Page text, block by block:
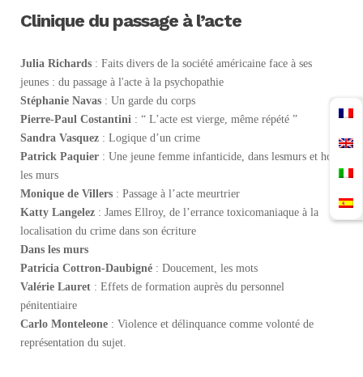
Clinique du passage à l’acte
Julia Richards : Faits divers de la société américaine face à ses
jeunes : du passage à l'acte à la psychopathie
Stéphanie Navas : Un garde du corps
Pierre-Paul Costantini : “ L’acte est vierge, même répété ”
Sandra Vasquez : Logique d’un crime
Patrick Paquier : Une jeune femme infanticide, dans lesmurs et hors
les murs
Monique de Villers : Passage à l’acte meurtrier
Katty Langelez : James Ellroy, de l’errance toxicomaniaque à la
localisation du crime dans son écriture
Dans les murs
Patricia Cottron-Daubigné : Doucement, les mots
Valérie Lauret : Effets de formation auprès du personnel
pénitentiaire
Carlo Monteleone : Violence et délinquance comme volonté de
représentation du sujet.